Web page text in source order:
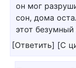
он мог
сон, дома
этот безумный
[Ответить] [С